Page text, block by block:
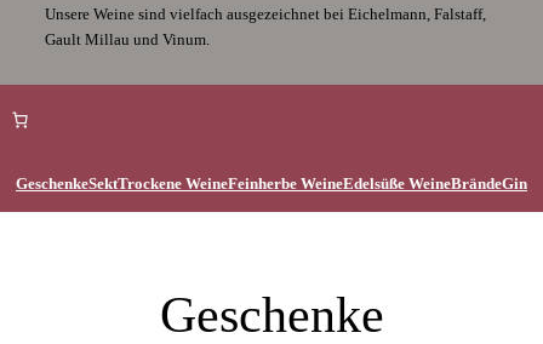
Unsere Weine sind vielfach ausgezeichnet bei Eichelmann, Falstaff,
Gault Millau und Vinum.
GeschenkeSektTrockene WeineFeinherbe WeineEdelsüße WeineBrändeGin
Geschenke